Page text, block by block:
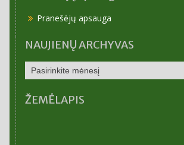
Pranešėjų apsauga
NAUJIENŲ ARCHYVAS
NAUJIENŲ
ARCHYVAS
ŽEMĖLAPIS